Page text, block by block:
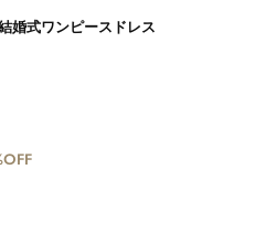
婚式ワンピースドレス